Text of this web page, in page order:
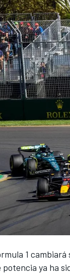
FÓRMULA E
1 cambiará
potencia ya ha